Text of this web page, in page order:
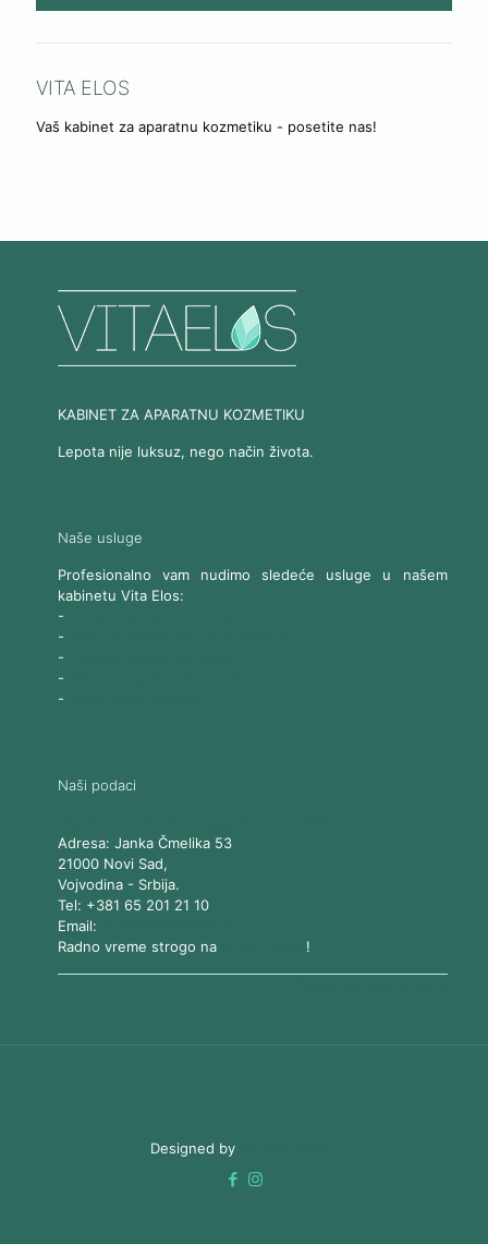
VITA ELOS
Vaš kabinet za aparatnu kozmetiku - posetite nas!
KABINET ZA APARATNU KOZMETIKU
Lepota nije luksuz, nego način života.
Naše usluge
Profesionalno vam nudimo sledeće usluge u našem
kabinetu Vita Elos:
-
-
-
-
-
Naši podaci
Adresa: Janka Čmelika 53
21000 Novi Sad,
Vojvodina- Srbija.
Tel: +381 65 201 21 10
Email:
Radno vreme strogo na
!
Designed by